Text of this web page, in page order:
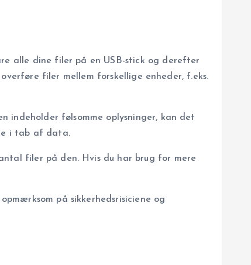
alle dine filer på en USB-stick og derefter
filer mellem forskellige enheder, f.eks.
indeholder følsomme oplysninger, kan det
i tab af data.
filer på den. Hvis du har brug for mere
på sikkerhedsrisiciene og